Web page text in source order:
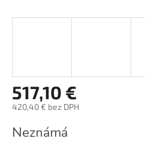
517,10 €
420,40 € bez DPH
cena:
Neznámá